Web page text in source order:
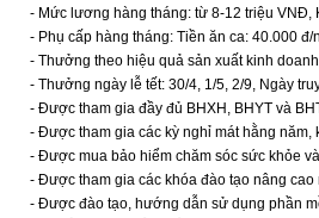
- Mức lương hàng tháng: từ 8-12 triệu
- Phụ cấp hàng tháng: Tiền ăn ca: 40.000
- Thưởng theo hiệu quả sản xuất kinh
- Thưởng ngày lễ tết: 30/4, 1/5, 2/9, Ngày
- Được tham gia đầy đủ BHXH, BHYT và
- Được tham gia các kỳ nghỉ mát hằng năm,
- Được mua bảo hiểm chăm sóc sức khỏe
- Được tham gia các khóa đào tạo nâng cao
- Được đào tạo, hướng dẫn sử dụng phần